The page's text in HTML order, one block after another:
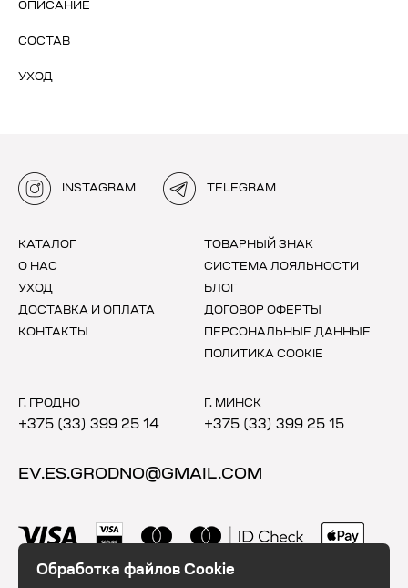
ОПИСАНИЕ
СОСТАВ
УХОД
INSTAGRAM TELEGRAM
КАТАЛОГ
О НАС
УХОД
ДОСТАВКА И ОПЛАТА
КОНТАКТЫ
ТОВАРНЫЙ ЗНАК
СИСТЕМА ЛОЯЛЬНОСТИ
БЛОГ
ДОГОВОР ОФЕРТЫ
ПЕРСОНАЛЬНЫЕ ДАННЫЕ
ПОЛИТИКА COOKIE
Г. ГРОДНО
+375 (33) 399 25 14
Г. МИНСК
+375 (33) 399 25 15
EV.ES.GRODNO@GMAIL.COM
Обработка файлов Cookie